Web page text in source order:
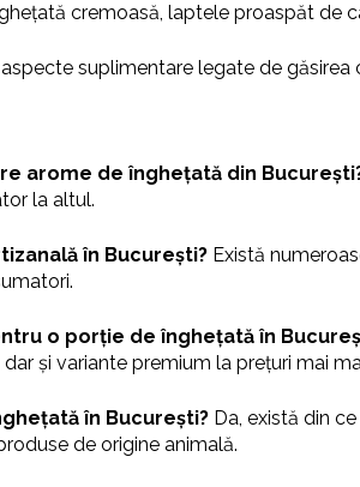
cremoasă, laptele proaspăt de
suplimentare legate de găsirea
arome de înghețată din
la altul.
în București? Există
o porție de înghețată în
și variante premium la prețuri mai
în București? Da, există din
de origine animală.